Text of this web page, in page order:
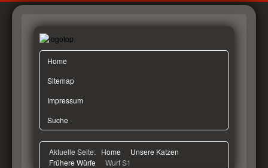
Home
Sitemap
Impressum
Suche
Aktuelle Seite: Home
Unsere Katzen
Frühere Würfe
Wurf S1